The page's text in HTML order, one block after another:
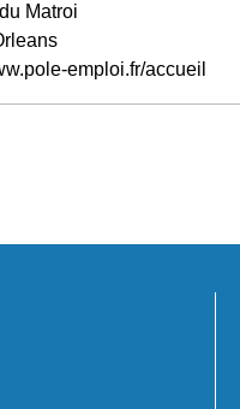
Matroi
emploi.fr/accueil